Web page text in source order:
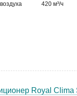
420 м³/ч
Royal Clima